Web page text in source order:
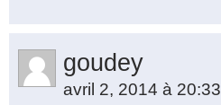
goudey
avril 2, 2014 à 20:33